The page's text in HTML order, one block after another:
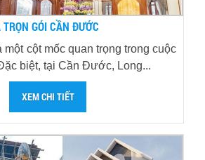
GÓI CẦN ĐƯỚC
cột mốc quan trọng trong cuộc
biệt, tại Cần Đước, Long...
XEM CHI TIẾT